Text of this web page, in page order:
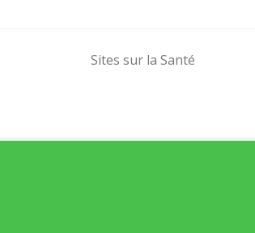
Sites sur la Santé